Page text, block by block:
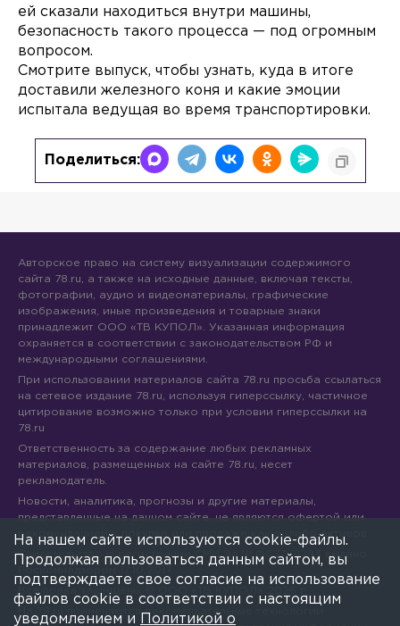
ей сказали находиться внутри машины,
безопасность такого процесса — под огромным
вопросом.
Смотрите выпуск, чтобы узнать, куда в итоге
доставили железного коня и какие эмоции
испытала ведущая во время транспортировки.
Поделиться:
Авторское право на систему визуализации содержимого
сайта 78.ru, а также на исходные данные, включая тексты,
фотографии, аудио и видеоматериалы, графические
изображения, иные произведения и товарные знаки
принадлежит ООО «ТВ КУПОЛ». Указанная информация
охраняется в соответствии с законодательством РФ и
международными соглашениями.
При использовании материалов сайта 78.ru просьба ссылаться
на сетевое издание 78.ru, используя гиперссылку, частичное
цитирование возможно только при условии гиперссылки на
78.ru
Ответственность за содержание любых рекламных
материалов, размещенных на сайте 78.ru, несет
рекламодатель.
Новости, аналитика, прогнозы и другие материалы,
представленные на данном сайте, не являются офертой или
рекомендацией к покупке или продаже каких-либо активов.
Свидетельство о регистрации СМИ Эл № ФС77-71293 выдано
Роскомнадзором 17.10.2017
На 78.ru применяются рекомендательные технологии
На нашем сайте используются cookie-файлы.
Продолжая пользоваться данным сайтом, вы
подтверждаете свое согласие на использование
файлов cookie в соответствии с настоящим
уведомлением и
Политикой о